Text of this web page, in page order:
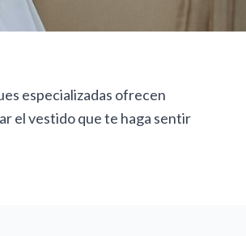
especializadas ofrecen
el vestido que te haga sentir